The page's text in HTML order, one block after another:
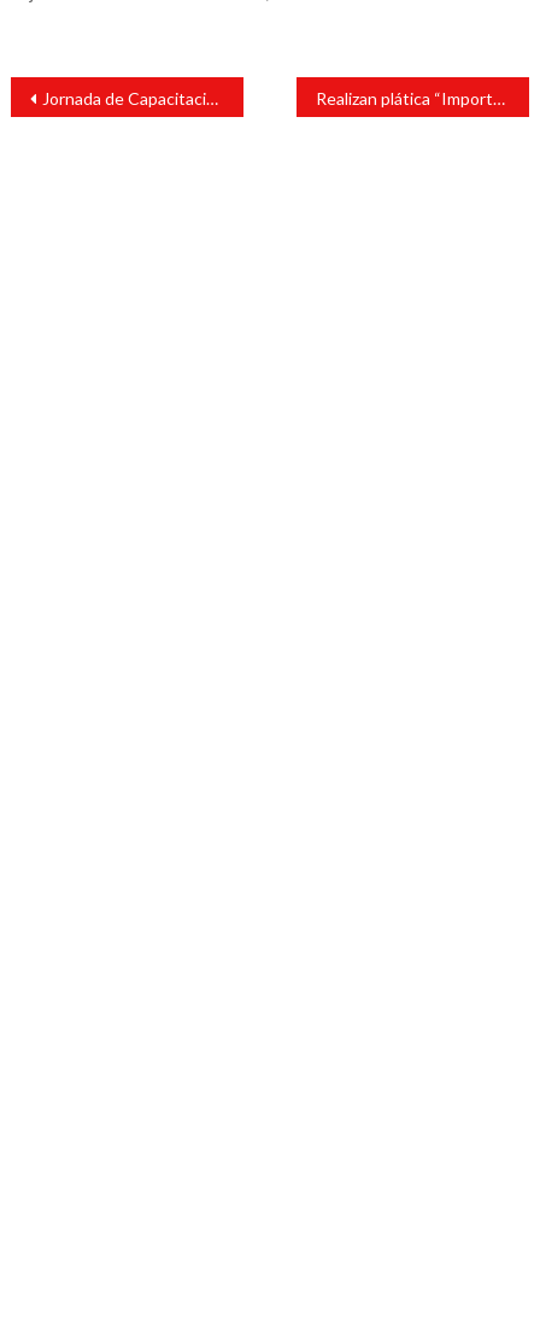
Navegación
entradas
Jornada de Capacitación para el Control Interno y la Vigilancia de la Hacienda Pública para el Desarrollo Municipal Realizan plática “Importancia del Manejo Reproductivo Bovino” en Catemaco